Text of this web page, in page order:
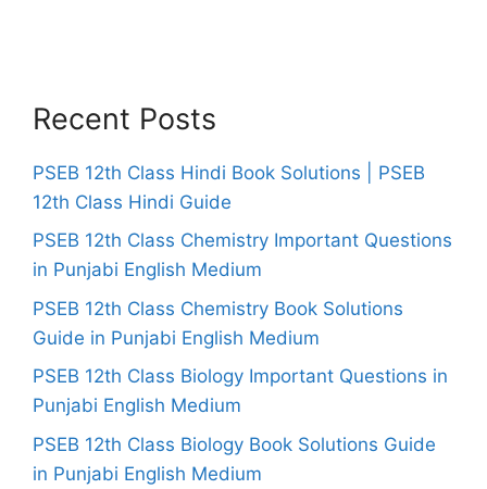
Recent Posts
PSEB 12th Class Hindi Book Solutions | PSEB
12th Class Hindi Guide
PSEB 12th Class Chemistry Important Questions
in Punjabi English Medium
PSEB 12th Class Chemistry Book Solutions
Guide in Punjabi English Medium
PSEB 12th Class Biology Important Questions in
Punjabi English Medium
PSEB 12th Class Biology Book Solutions Guide
in Punjabi English Medium